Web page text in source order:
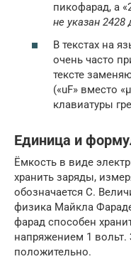
пикофарад, а
не указан 2428
В текстах на
очень часто
тексте
(«uF» вместо
клавиатуры
Единица и
Ёмкость в виде
хранить заряды,
обозначается С.
физика Майкла
фарад способен
напряжением 1 вольт.
положительно.